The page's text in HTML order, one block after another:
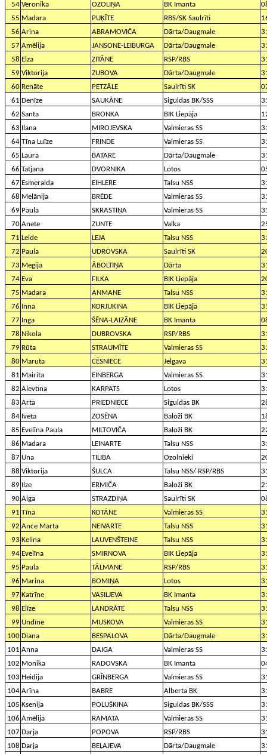
54 Veronika OZOLIŅA BK Imanta
55 Madara PUĶĪTE RBS/SK Saulrīti
56 Arina ABRAMOVIČA Dārta/Daugmale
57 Amēlija JANSONE-LEIBURGA Dārta/Daugmale
58 Elza ZITĀNE RSP/RBS
59 Viktorija ZUBOVA Dārta/Daugmale
60 Renāte PETZĀLE Saulrīti SK
61 Denīze SAUKĀNE Siguldas BK/SSS
62 Santa BRONKA BIK Liepāja
63 Ilana MIROJEVSKA Valmieras SS
64 Tīna Luīze FRINDE Valmieras SS
65 Laura BATARE Dārta/Daugmale
66 Tatjana DVORNIKA Lotos
67 Esmeralda EIHLERE Talsu NSS
68 Melānija BRĒDE Valmieras SS
69 Paula SKRASTIŅA Valmieras SS
70 Anete ZUNTE Valka
71 Lelde LEJA Talsu NSS
72 Paula UDROVSKA Saulrīti SK
73 Megija ĀBOLTIŅA Dārta
74 Eva FILKA BIK Liepāja
75 Madara ANMANE Talsu NSS
76 Inna KORJUKINA BIK Liepāja
77 Inga ŠĒNA-LAIZĀNE BK Imanta
78 Nikola DUBROVSKA RSP/RBS
79 Rūta STRAUMĪTE Valmieras SS
80 Maruta CĒSNIECE Jelgava
81 Mairita EINBERGA Valmieras SS
82 Alevtina KARPATS Lotos
83 Arta PRIEDNIECE Siguldas BK
84 Iveta ZOSĒNA Baloži BK
85 Evelīna Paula MILTOVIČA Baloži BK
86 Madara LEINARTE Talsu NSS
87 Una TILIBA Ozolnieki
88 Viktorija ŠULCA Talsu NSS/ RSP/RBS
89 Ilze ERMIČA Baloži BK
90 Aiga STRAZDIŅA Saulrīti SK
91 Tīna KOTĀNE Valmieras SS
92 Ance Marta NEIVARTE Talsu NSS
93 Kelina LAUVENŠTEINE Talsu NSS
94 Evelīna SMIRNOVA BIK Liepāja
95 Paula TĀLMANE RSP/RBS
96 Marina BOMIŅA Lotos
97 Katrīne VASILJEVA BK Imanta
98 Elīze LANDRĀTE Talsu NSS
99 Undīne MUSKOVA Valmieras SS
100 Diana BESPALOVA Dārta/Daugmale
101 Anna DAIGA Valmieras SS
102 Monika RADOVSKA BK Imanta
103 Heidija GRĪNBERGA Valmieras SS
104 Arīna BABRE Alberta BK
105 Ksenija POLUŠKINA Siguldas BK/SSS
106 Amēlija RAMATA Valmieras SS
107 Darja POPOVA RSP/RBS
108 Darja BEĻAJEVA Dārta/Daugmale